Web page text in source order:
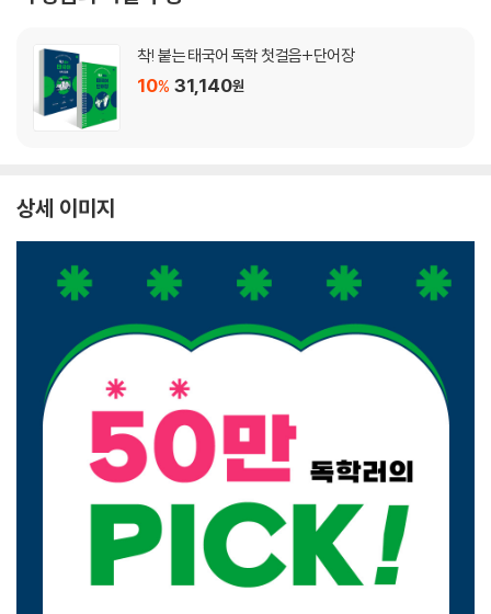
착! 붙는 태국어 독학 첫걸음+단어장
10% 31,140원
상세 이미지